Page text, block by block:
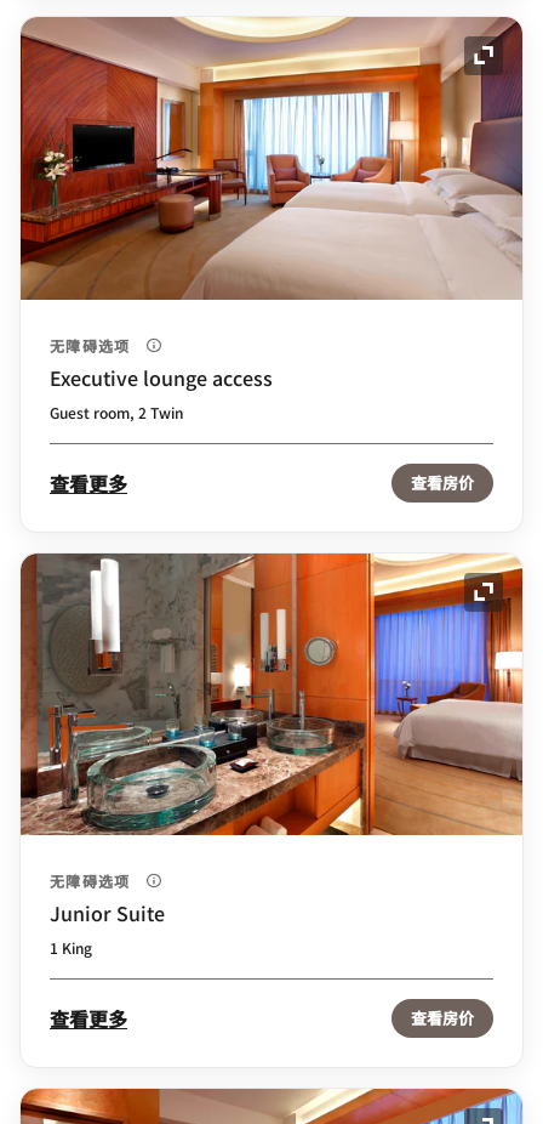
展开
无障碍选项
Executive lounge access
Guest room, 2 Twin
查看更多 查看房价
展开
无障碍选项
Junior Suite
1 King
查看更多 查看房价